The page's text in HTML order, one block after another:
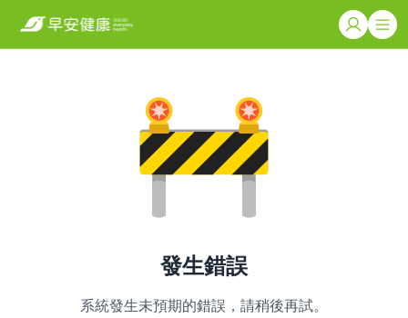
發生錯誤
系統發生未預期的錯誤，請稍後再試。